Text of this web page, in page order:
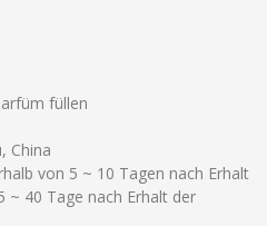
füllen
China
von 5 ~ 10 Tagen nach Erhalt
~ 40 Tage nach Erhalt der